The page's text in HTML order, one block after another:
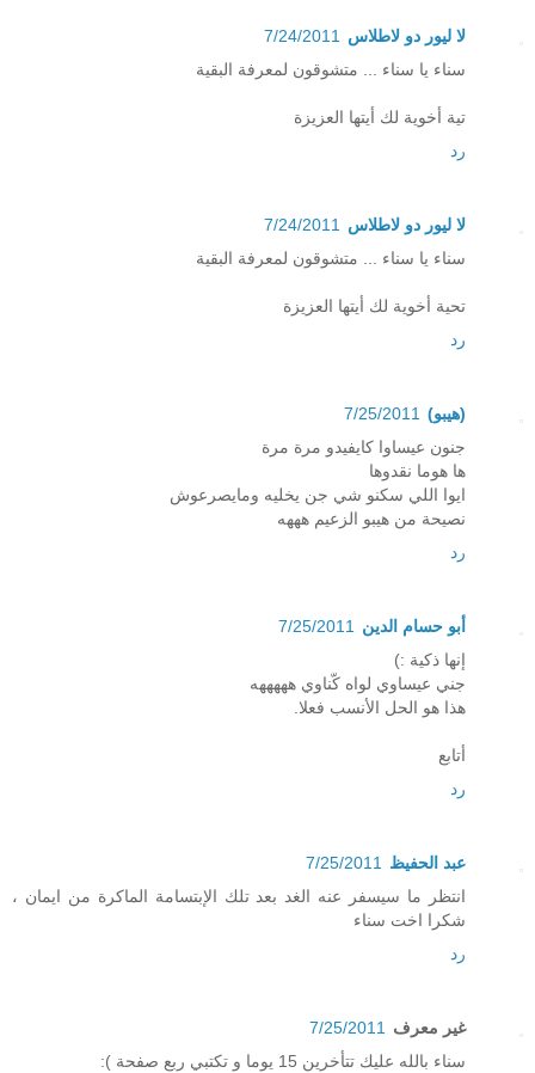
لا ليور دو لاطلاس
7/24/2011
سناء يا سناء ... متشوقون لمعرفة البقية
تية أخوية لك أيتها العزيزة
رد
لا ليور دو لاطلاس
7/24/2011
سناء يا سناء ... متشوقون لمعرفة البقية
تحية أخوية لك أيتها العزيزة
رد
(هيبو) 7/25/2011
جنون عيساوا كايفيدو مرة مرة
ها هوما نقدوها
ايوا اللي سكنو شي جن يخليه ومايصرعوش
نصيحة من هيبو الزعيم هههه
رد
أبو حسام الدين
7/25/2011
إنها ذكية :)
جني عيساوي لواه كّناوي هههههه
هذا هو الحل الأنسب فعلا.
أتابع
رد
عبد الحفيظ
7/25/2011
انتظر ما سيسفر عنه الغد بعد تلك الإبتسامة الماكرة من ايمان ،
شكرا اخت سناء
رد
غير معرف
7/25/2011
سناء بالله عليك تتأخرين 15 يوما و تكتبي ربع صفحة ):